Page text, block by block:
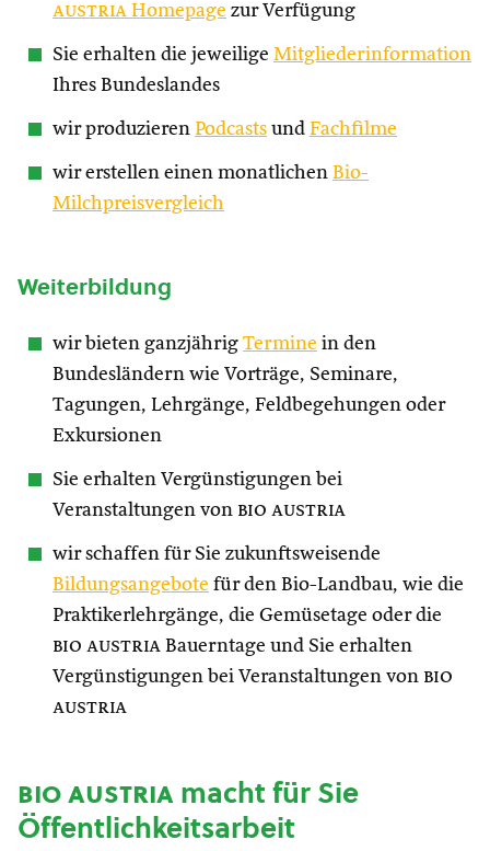
austria Homepage zur Verfügung
Sie erhalten die jeweilige Mitgliederinformation
Ihres Bundeslandes
wir produzieren Podcasts und Fachfilme
wir erstellen einen monatlichen Bio-
Milchpreisvergleich
Weiterbildung
wir bieten ganzjährig Termine in den
Bundesländern wie Vorträge, Seminare,
Tagungen, Lehrgänge, Feldbegehungen oder
Exkursionen
Sie erhalten Vergünstigungen bei
Veranstaltungen von bio austria
wir schaffen für Sie zukunftsweisende
Bildungsangebote für den Bio-Landbau, wie die
Praktikerlehrgänge, die Gemüsetage oder die
bio austria Bauerntage und Sie erhalten
Vergünstigungen bei Veranstaltungen von bio
austria
bio austriamacht für Sie
Öffentlichkeitsarbeit